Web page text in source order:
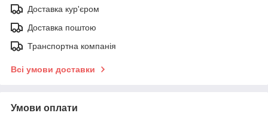
Доставка кур'єром
Доставка поштою
Транспортна компанія
Всі умови доставки
Умови оплати